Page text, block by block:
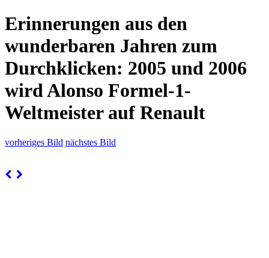
Erinnerungen aus den
wunderbaren Jahren zum
Durchklicken: 2005 und 2006
wird Alonso Formel-1-
Weltmeister auf Renault
vorheriges Bild nächstes Bild